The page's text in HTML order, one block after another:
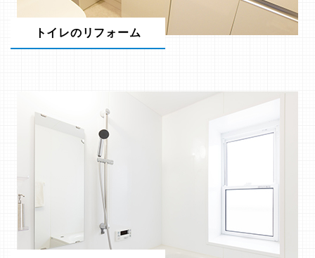
トイレのリフォーム